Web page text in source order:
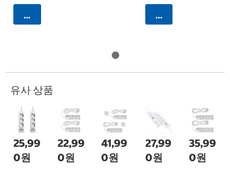
카트에 담기 카트에 담기
유사 상품
25,99
0원
22,99
0원
41,99
0원
27,99
0원
35,99
0원